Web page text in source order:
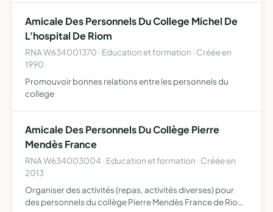
Amicale Des Personnels Du College Michel De
L'hospital De Riom
RNA W634001370 · Education et formation · Créée en
1990
Promouvoir bonnes relations entre les personnels du
college
Amicale Des Personnels Du Collège Pierre
Mendès France
RNA W634003004 · Education et formation · Créée en
2013
Organiser des activités (repas, activités diverses) pour
des personnels du collège Pierre Mendès France de Riom